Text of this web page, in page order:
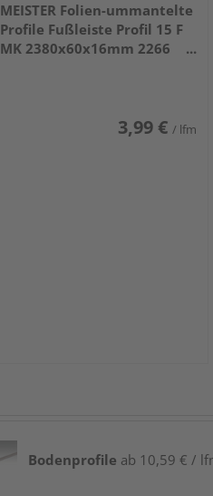
MEISTER Folien-ummantelte
Profile Fußleiste Profil 15 F
MK 2380x60x16mm 2266
3,99 € / lfm
Bodenprofile ab 10,59 € /